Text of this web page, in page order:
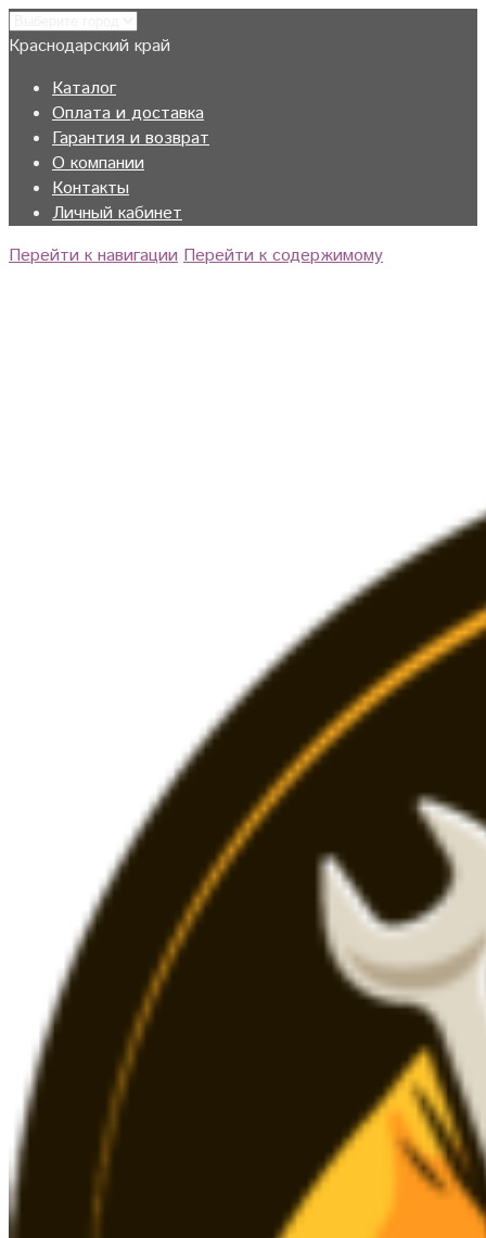
Краснодарский край
Каталог
Оплата и доставка
Гарантия и возврат
О компании
Контакты
Личный кабинет
Перейти к навигации Перейти к содержимому